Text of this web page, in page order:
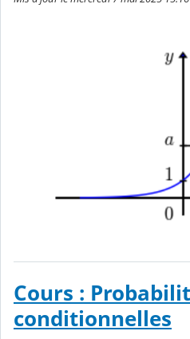
Cours :
conditionnelles